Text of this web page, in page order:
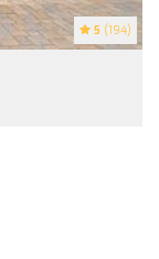
5 (194)